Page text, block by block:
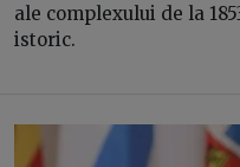
ale complexului de la
istoric.